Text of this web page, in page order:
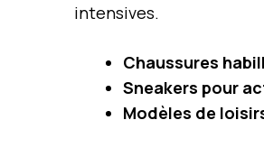
intensives.
Chaussures
Sneakers pour
Modèles de